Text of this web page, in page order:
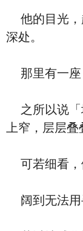
他的目光，
深处。
那里有一座
之所以说「
上窄，层层叠
可若细看，
阔到无法用